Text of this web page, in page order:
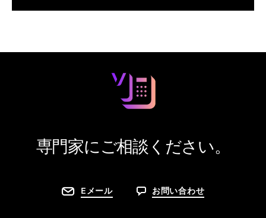
専門家にご相談ください。
Eメール お問い合わせ